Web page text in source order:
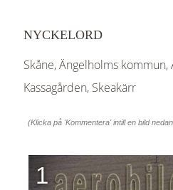
NYCKELORD
Skåne, Ängelholms kommun,
Kassagården, Skeakärr
(Klicka på 'Kommentera' intill en bild
1